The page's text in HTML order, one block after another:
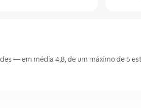
— em média 4,8, de um máximo de 5